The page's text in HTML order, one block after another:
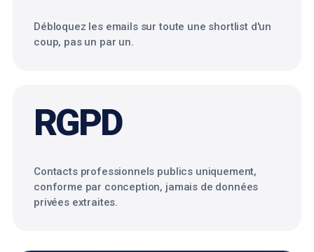
Débloquez les emails sur toute une shortlist d'un
coup, pas un par un.
RGPD
Contacts professionnels publics uniquement,
conforme par conception, jamais de données
privées extraites.